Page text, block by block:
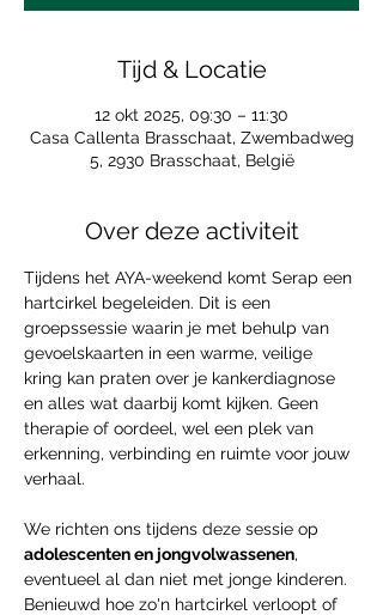
Tijd & Locatie
12 okt 2025, 09:30 – 11:30
Casa Callenta Brasschaat, Zwembadweg
5, 2930 Brasschaat, België
Over deze activiteit
Tijdens het AYA-weekend komt Serap een
hartcirkel begeleiden. Dit is een
groepssessie waarin je met behulp van
gevoelskaarten in een warme, veilige
kring kan praten over je kankerdiagnose
en alles wat daarbij komt kijken. Geen
therapie of oordeel, wel een plek van
erkenning, verbinding en ruimte voor jouw
verhaal.
We richten ons tijdens deze sessie op
adolescenten en jongvolwassenen,
eventueel al dan niet met jonge kinderen.
Benieuwd hoe zo'n hartcirkel verloopt of